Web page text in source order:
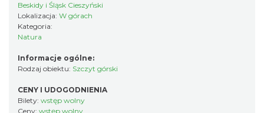
Beskidy i Śląsk Cieszyński
Lokalizacja: W górach
Kategoria:
Natura
Informacje ogólne:
Rodzaj obiektu: Szczyt górski
CENY I UDOGODNIENIA
Bilety: wstęp wolny
Ceny: wstęp wolny